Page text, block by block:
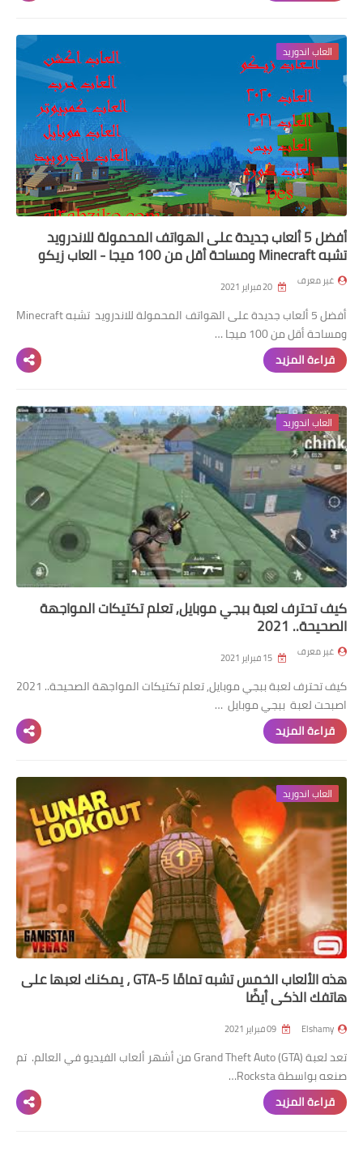
العاب اندوريد
أفضل 5 ألعاب جديدة على الهواتف المحمولة للاندرويد
تشبه Minecraft ومساحة أقل من 100 ميجا - العاب زيكو
غير معرف
أفضل 5 ألعاب جديدة على الهواتف المحمولة للاندرويد تشبه Minecraft
ومساحة أقل من 100 ميجا …
قراءة المزيد
العاب اندوريد
كيف تحترف لعبة ببجي موبايل, تعلم تكتيكات المواجهة
الصحيحة.. 2021
غير معرف
كيف تحترف لعبة ببجي موبايل, تعلم تكتيكات المواجهة الصحيحة.. 2021
اصبحت لعبة ببجي موبايل …
قراءة المزيد
العاب اندوريد
هذه الألعاب الخمس تشبه تمامًا GTA-5 ، يمكنك لعبها على
هاتفك الذكي أيضًا
Elshamy
تعد لعبة Grand Theft Auto (GTA) من أشهر ألعاب الفيديو في العالم. تم
صنعه بواسطة Rocksta…
قراءة المزيد